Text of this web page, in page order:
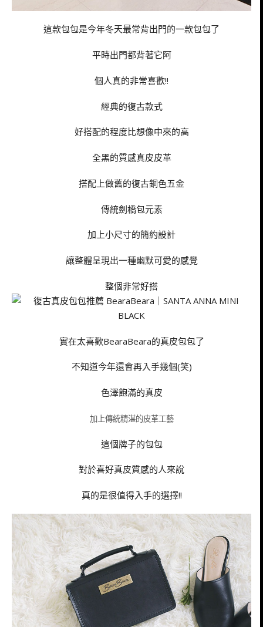
這款包包是今年冬天最常背出門的一款包包了
平時出門都背著它阿
個人真的非常喜歡!!
經典的復古款式
好搭配的程度比想像中來的高
全黑的質感真皮皮革
搭配上做舊的復古銅色五金
傳統劍橋包元素
加上小尺寸的簡約設計
讓整體呈現出一種幽默可愛的感覺
整個非常好搭
實在太喜歡BearaBeara的真皮包包了
不知道今年還會再入手幾個(笑)
色澤飽滿的真皮
加上傳統精湛的皮革工藝
這個牌子的包包
對於喜好真皮質感的人來說
真的是很值得入手的選擇!!